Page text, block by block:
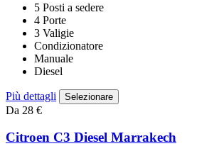
5 Posti a sedere
4 Porte
3 Valigie
Condizionatore
Manuale
Diesel
Più dettagli Selezionare
Da 28 €
Citroen C3 Diesel Marrakech